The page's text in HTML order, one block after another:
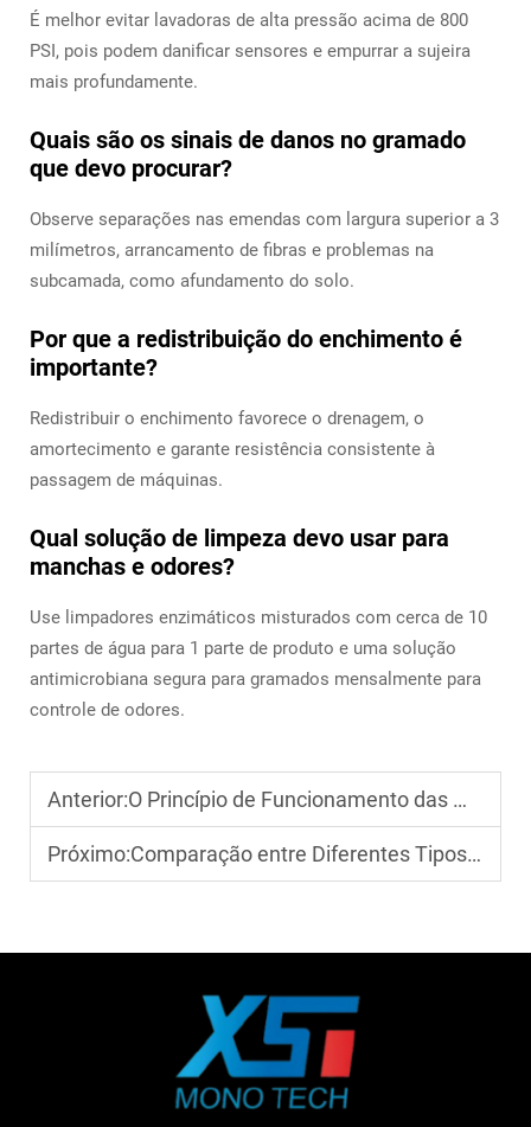
É melhor evitar lavadoras de alta pressão acima de 800
PSI, pois podem danificar sensores e empurrar a sujeira
mais profundamente.
Quais são os sinais de danos no gramado
que devo procurar?
Observe separações nas emendas com largura superior a 3
milímetros, arrancamento de fibras e problemas na
subcamada, como afundamento do solo.
Por que a redistribuição do enchimento é
importante?
Redistribuir o enchimento favorece o drenagem, o
amortecimento e garante resistência consistente à
passagem de máquinas.
Qual solução de limpeza devo usar para
manchas e odores?
Use limpadores enzimáticos misturados com cerca de 10
partes de água para 1 parte de produto e uma solução
antimicrobiana segura para gramados mensalmente para
controle de odores.
Anterior:O Princípio de Funcionamento das Máquinas de Grama Artificial Explicado
Próximo:Comparação entre Diferentes Tipos de Máquinas para Grama Artificial e suas Aplicações